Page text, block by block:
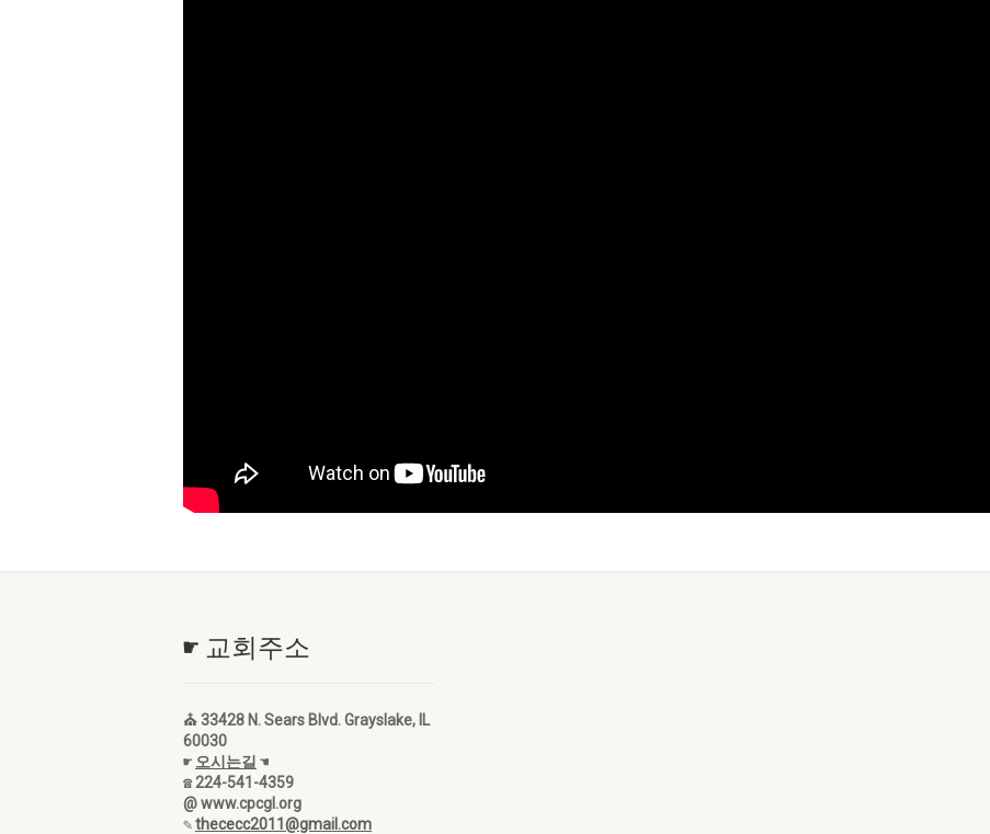
☛ 교회주소
⛪ 33428 N. Sears Blvd. Grayslake, IL
60030
☛ 오시는길 ☚
☎ 224-541-4359
@ www.cpcgl.org
✎thececc2011@gmail.com